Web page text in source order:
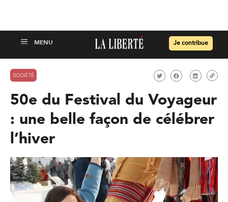
Je contribue
SOCIÉTÉ
50e du Festival du Voyageur
: une belle façon de célébrer
l’hiver